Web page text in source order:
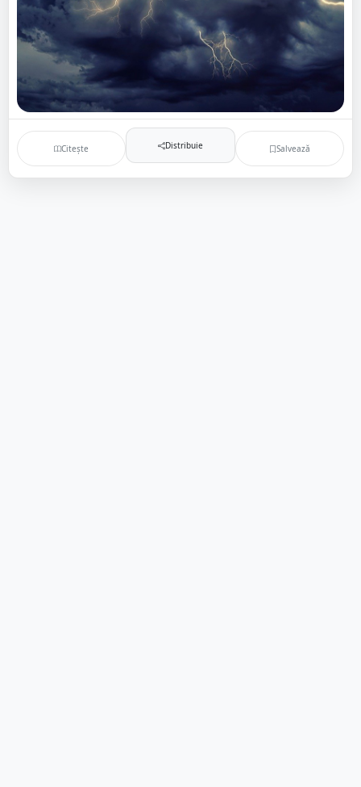
Citește Distribuie Salvează